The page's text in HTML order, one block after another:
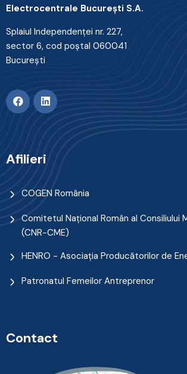
Electrocentrale Bucureşti S.A.
Splaiul Independenţei nr. 227,
sector 6, cod poştal 060041
Bucureşti
Afilieri
COGEN România
Comitetul Naţional Român al Consiliului
(CNR-CME)
HENRO - Asociația Producătorilor de
Patronatul Femeilor Antreprenor
Contact